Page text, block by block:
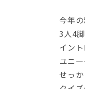
今年
3人4
イン
ユニ
せっ